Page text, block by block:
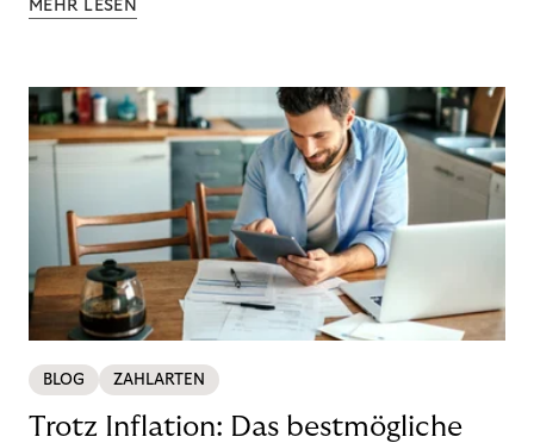
MEHR LESEN
BLOG ZAHLARTEN
Trotz Inflation: Das bestmögliche